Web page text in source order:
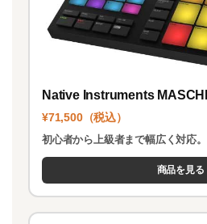
Native Instruments
¥71,500（税込）
初心者から上級者まで幅広く対応。
商品を見る